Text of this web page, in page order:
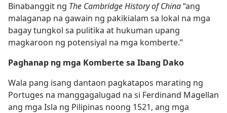
Binabanggit ng The Cambridge History of China“ang
malaganap na gawain ng pakikialam sa lokal na mga
bagay tungkol sa pulitika at hukuman upang
magkaroon ng potensiyal na mga komberte.”
Paghanap ng mga Komberte sa Ibang Dako
Wala pang isang dantaon pagkatapos marating ng
Portuges na manggagalugad na si Ferdinand Magellan
ang mga Isla ng Pilipinas noong 1521, ang mga